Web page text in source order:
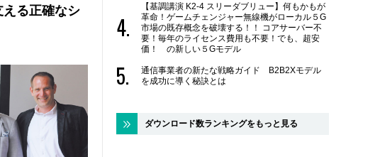
る正確なシ
【基調講演 K2-4 スリーダブリュー】何もかもが
革命！ゲームチェンジャー無線機がローカル５G
市場の既存概念を破壊する！！ コアサーバー不
要！毎年のライセンス費用も不要！でも、超安
価！ の新しい５Gモデル
通信事業者の新たな戦略ガイド B2B2Xモデル
を成功に導く秘訣とは
ダウンロード数ランキングをもっと見る